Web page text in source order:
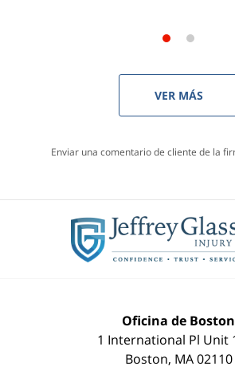
VER MÁS
Enviar una comentario de cliente de la
Oficina de Boston
1 International Pl Unit
Boston, MA 02110